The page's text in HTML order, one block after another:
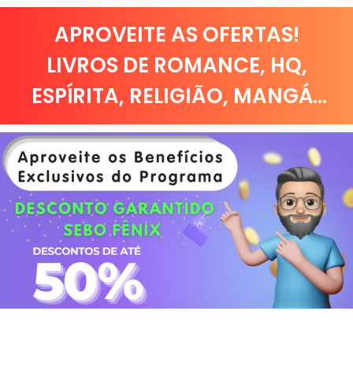
APROVEITE AS OFERTAS!
LIVROS DE ROMANCE, HQ,
ESPÍRITA, RELIGIÃO, MANGÁ...